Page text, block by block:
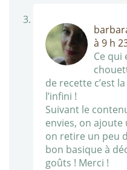
à 9 h
Ce qui
de recette c’est
l’infini !
Suivant le
envies, on ajoute
on retire un peu
bon basique à
goûts ! Merci !